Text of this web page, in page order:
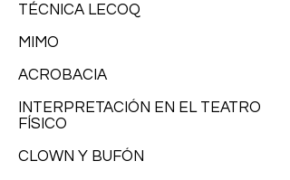
TÉCNICA LECOQ
MIMO
ACROBACIA
INTERPRETACIÓN EN EL TEATRO
FÍSICO
CLOWN Y BUFÓN